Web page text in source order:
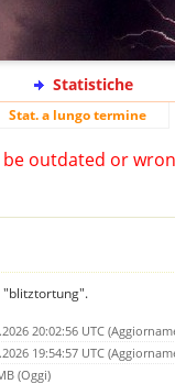
Statistiche
Stat. a lungo termine
outdated or
"blitztortung".
20:02:56 UTC
19:54:57 UTC
(Oggi)